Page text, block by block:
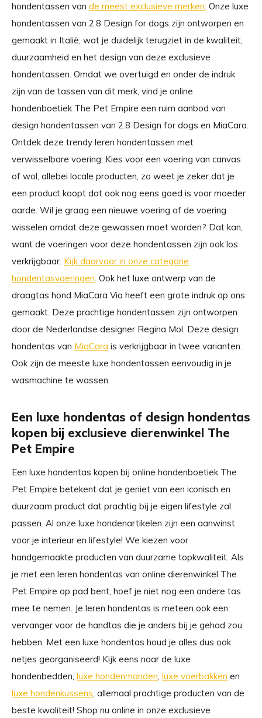
hondentassen van de meest exclusieve merken. Onze luxe
hondentassen van 2.8 Design for dogs zijn ontworpen en
gemaakt in Italië, wat je duidelijk terugziet in de kwaliteit,
duurzaamheid en het design van deze exclusieve
hondentassen. Omdat we overtuigd en onder de indruk
zijn van de tassen van dit merk, vind je online
hondenboetiek The Pet Empire een ruim aanbod van
design hondentassen van 2.8 Design for dogs en MiaCara.
Ontdek deze trendy leren hondentassen met
verwisselbare voering. Kies voor een voering van canvas
of wol, allebei locale producten, zo weet je zeker dat je
een product koopt dat ook nog eens goed is voor moeder
aarde. Wil je graag een nieuwe voering of de voering
wisselen omdat deze gewassen moet worden? Dat kan,
want de voeringen voor deze hondentassen zijn ook los
verkrijgbaar. Kijk daarvoor in onze categorie
hondentasvoeringen. Ook het luxe ontwerp van de
draagtas hond MiaCara Via heeft een grote indruk op ons
gemaakt. Deze prachtige hondentassen zijn ontworpen
door de Nederlandse designer Regina Mol. Deze design
hondentas van MiaCara is verkrijgbaar in twee varianten.
Ook zijn de meeste luxe hondentassen eenvoudig in je
wasmachine te wassen.
Een luxe hondentas of design hondentas
kopen bij exclusieve dierenwinkel The
Pet Empire
Een luxe hondentas kopen bij online hondenboetiek The
Pet Empire betekent dat je geniet van een iconisch en
duurzaam product dat prachtig bij je eigen lifestyle zal
passen. Al onze luxe hondenartikelen zijn een aanwinst
voor je interieur en lifestyle! We kiezen voor
handgemaakte producten van duurzame topkwaliteit. Als
je met een leren hondentas van online dierenwinkel The
Pet Empire op pad bent, hoef je niet nog een andere tas
mee te nemen. Je leren hondentas is meteen ook een
vervanger voor de handtas die je anders bij je gehad zou
hebben. Met een luxe hondentas houd je alles dus ook
netjes georganiseerd! Kijk eens naar de luxe
hondenbedden, luxe hondenmanden, luxe voerbakken en
luxe hondenkussens, allemaal prachtige producten van de
beste kwaliteit! Shop nu online in onze exclusieve